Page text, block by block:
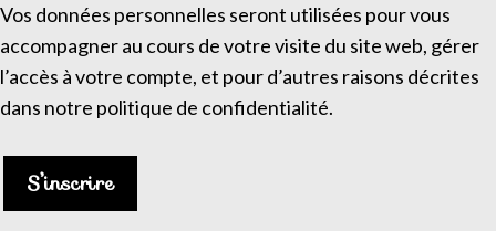
Vos données personnelles seront utilisées pour vous
accompagner au cours de votre visite du site web, gérer
l’accès à votre compte, et pour d’autres raisons décrites
dans notre politique de confidentialité.
S’inscrire